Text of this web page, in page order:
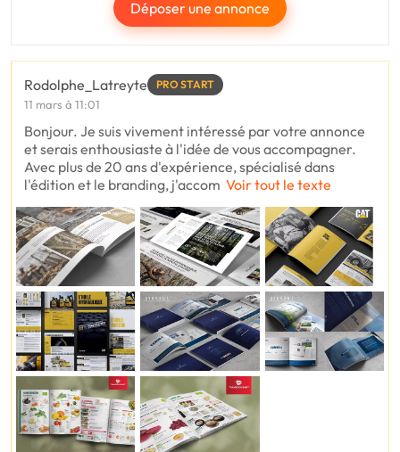
Déposer une annonce
Rodolphe_Latreyte PRO START
11 mars à 11:01
Bonjour. Je suis vivement intéressé par votre annonce
et serais enthousiaste à l'idée de vous accompagner.
Avec plus de 20 ans d'expérience, spécialisé dans
l'édition et le branding, j'accom Voir tout le texte